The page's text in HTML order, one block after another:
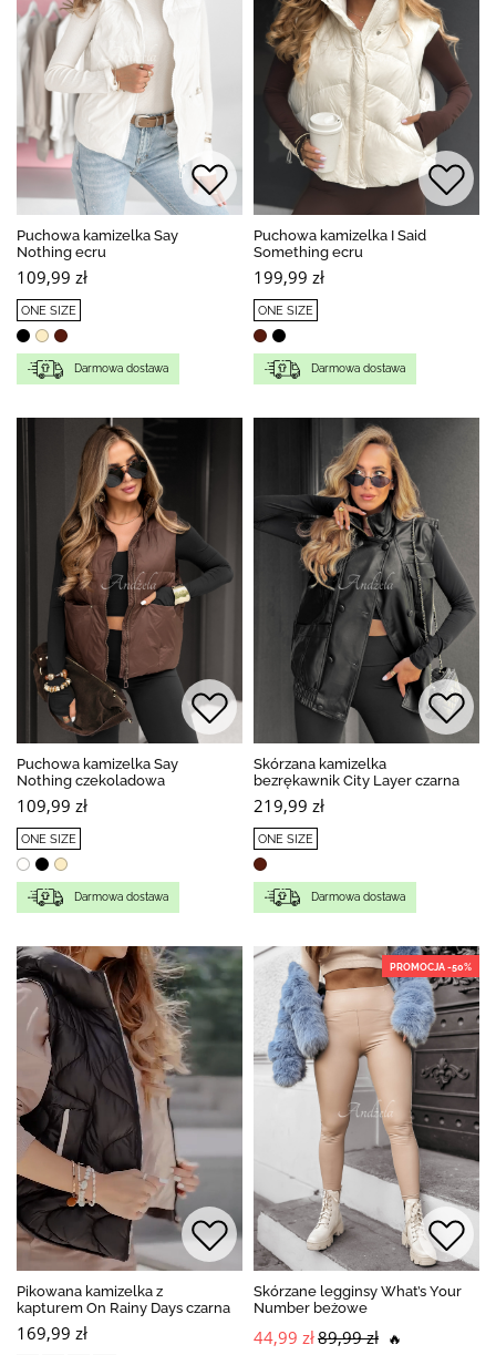
Puchowa kamizelka Say
Nothing ecru
109,99 zł
ONE SIZE
Darmowa dostawa
Puchowa kamizelka I Said
Something ecru
199,99 zł
ONE SIZE
Darmowa dostawa
Puchowa kamizelka Say
Nothing czekoladowa
109,99 zł
ONE SIZE
Darmowa dostawa
Skórzana kamizelka
bezrękawnik City Layer czarna
219,99 zł
ONE SIZE
Darmowa dostawa
Pikowana kamizelka z
kapturem On Rainy Days czarna
169,99 zł
PROMOCJA -50%
Skórzane legginsy What’s Your
Number beżowe
44,99 zł89,99 zł 🔥